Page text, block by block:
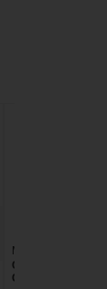
Marca:
Curativo de
Cálcio e Sódio-Cx